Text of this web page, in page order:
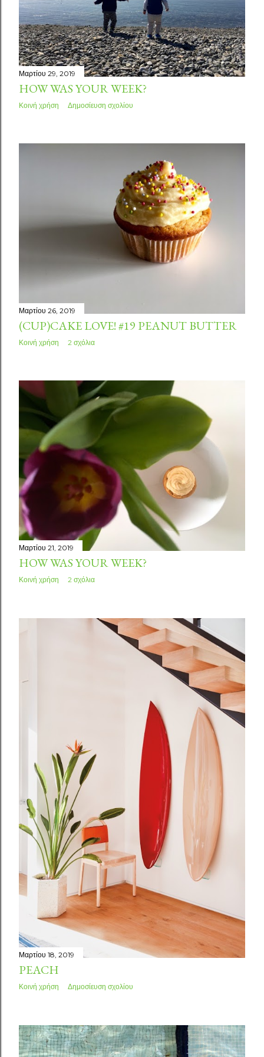
σ
ε
ι
ς
Μαρτίου 29, 2019
HOW WAS YOUR WEEK?
Κοινή χρήση Δημοσίευση σχολίου
Μαρτίου 26, 2019
(CUP)CAKE LOVE! #19 PEANUT BUTTER
Κοινή χρήση 2 σχόλια
Μαρτίου 21, 2019
HOW WAS YOUR WEEK?
Κοινή χρήση 2 σχόλια
Μαρτίου 18, 2019
PEACH
Κοινή χρήση Δημοσίευση σχολίου